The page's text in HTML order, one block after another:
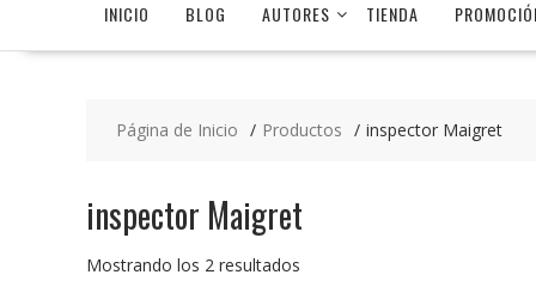
INICIO BLOG AUTORES TIENDA
Página de Inicio Productos inspector Maigret
inspector Maigret
Mostrando los 2 resultados